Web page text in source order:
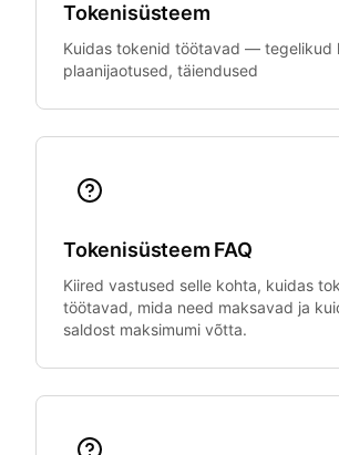
Tokenisüsteem
Kuidas tokenid töötavad — tegelikud
plaanijaotused, täiendused
Tokenisüsteem FAQ
Kiired vastused selle kohta, kuidas
töötavad, mida need maksavad ja
saldost maksimumi võtta.